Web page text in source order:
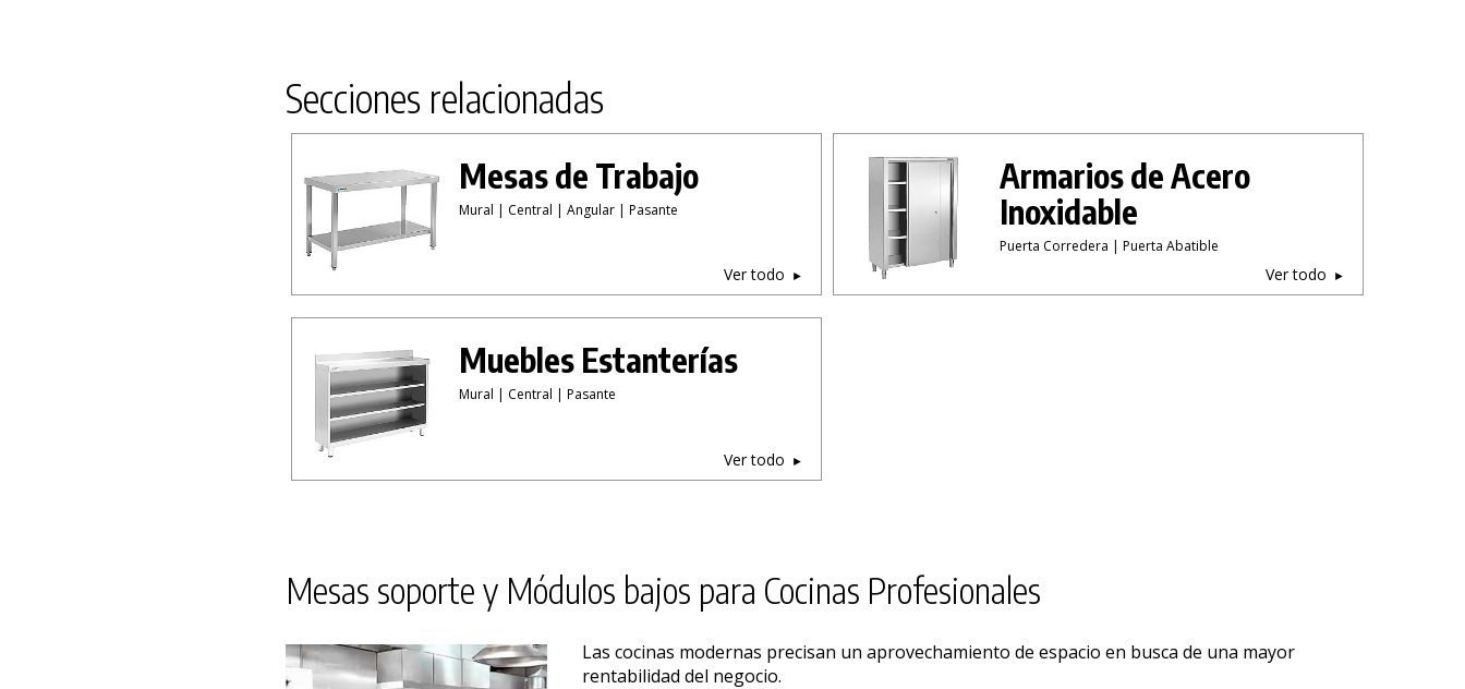
Secciones relacionadas
Mesas de Trabajo
Mural | Central | Angular | Pasante
Ver todo
Armarios de Acero
Inoxidable
Puerta Corredera | Puerta Abatible
Ver todo
Muebles Estanterías
Mural | Central | Pasante
Ver todo
Mesas soporte y Módulos bajos para Cocinas Profesionales
Las cocinas modernas precisan un aprovechamiento de espacio en busca de una mayor
rentabilidad del negocio.